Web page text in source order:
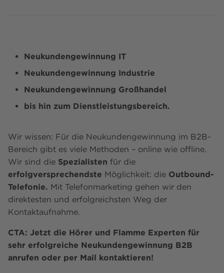
Neukundengewinnung IT
Neukundengewinnung Industrie
Neukundengewinnung Großhandel
bis hin zum Dienstleistungsbereich.
Wir wissen: Für die Neukundengewinnung im B2B-
Bereich gibt es viele Methoden – online wie offline.
Wir sind die Spezialisten für die
erfolgversprechendste Möglichkeit: die Outbound-
Telefonie. Mit Telefonmarketing gehen wir den
direktesten und erfolgreichsten Weg der
Kontaktaufnahme.
CTA: Jetzt die Hörer und Flamme Experten für
sehr erfolgreiche Neukundengewinnung B2B
anrufen oder per Mail kontaktieren!